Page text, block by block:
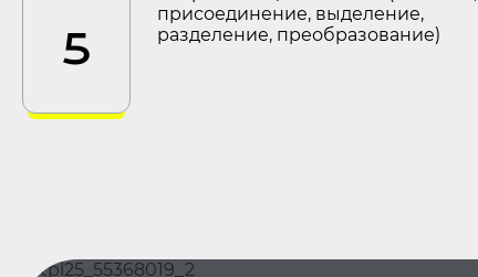
5
присоединение, выделение,
разделение, преобразование)